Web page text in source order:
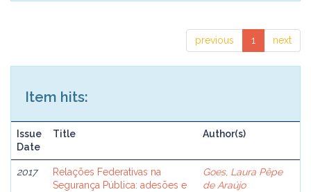
previous 1 next
Item hits:
Issue
Date
Title Author(s)
2017
Relações Federativas na
Segurança Pública: adesões e
Goes, Laura Pêpe
de Araújo